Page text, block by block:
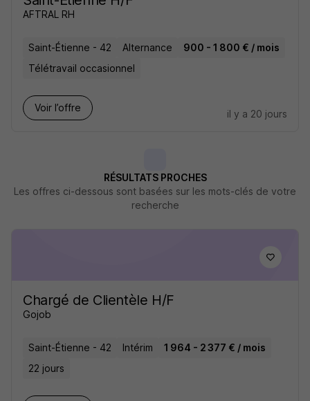
AFTRAL RH
Saint-Étienne - 42 Alternance
900 - 1 800 € / mois
Télétravail occasionnel
Voir l’offre
il y a 20 jours
RÉSULTATS PROCHES
Les offres ci-dessous sont basées sur les mots-clés de votre
recherche
Chargé de Clientèle H/F
Gojob
Saint-Étienne - 42 Intérim
1 964 - 2 377 € / mois
22 jours